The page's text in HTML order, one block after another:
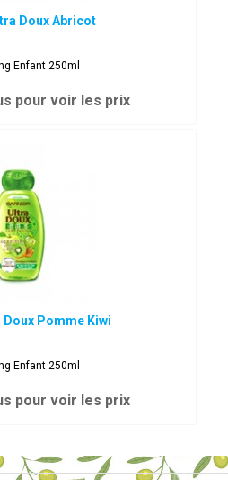
Doux Abricot
Enfant 250ml
pour voir les prix
Pomme Kiwi
Enfant 250ml
pour voir les prix